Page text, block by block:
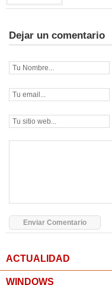
Dejar un comentario
ACTUALIDAD
WINDOWS